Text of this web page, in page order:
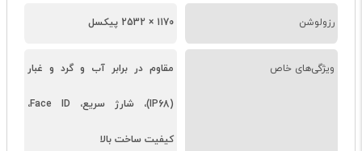
رزولوشن 1170 × 2532 پیکسل
ویژگی‌های خاص مقاوم در برابر آب و گرد و غبار
(IP68)، شارژ سریع، Face ID،
کیفیت ساخت بالا